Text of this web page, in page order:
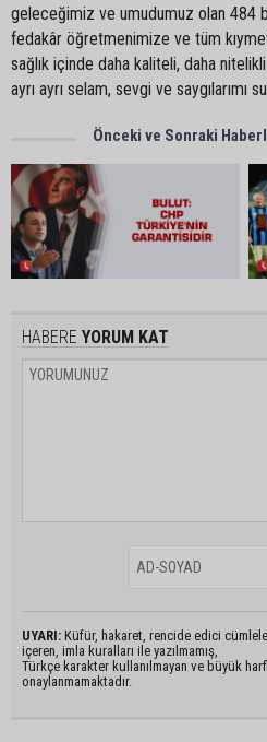
geleceğimiz ve umudumuz olan 484
fedakâr öğretmenimize ve tüm
sağlık içinde daha kaliteli, daha
ayrı ayrı selam, sevgi ve saygılarımı
Önceki ve Sonraki
HABERE YORUM KAT
UYARI: Küfür, hakaret, rencide edici
içeren, imla kuralları ile yazılmamış,
Türkçe karakter kullanılmayan ve büyük
onaylanmamaktadır.